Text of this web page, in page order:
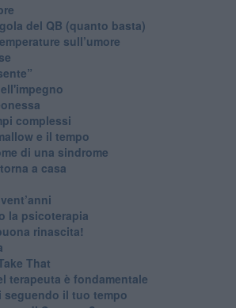
del QB (quanto basta)
sull’umore
complessi
e il tempo
di una sindrome
a casa
la psicoterapia
rinascita!
That
terapeuta è fondamentale
il tuo tempo